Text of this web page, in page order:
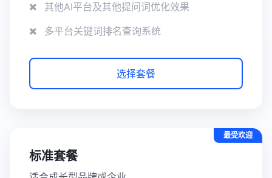
其他AI平台及其他提问词优化效果
多平台关键词排名查询系统
选择套餐
最受欢迎
标准套餐